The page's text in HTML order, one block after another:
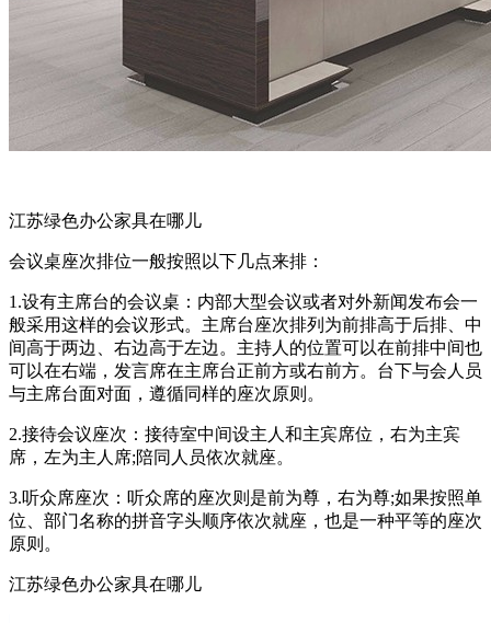
江苏绿色办公家具在哪儿
会议桌座次排位一般按照以下几点来排：
1.设有主席台的会议桌：内部大型会议或者对外新闻发布会一
般采用这样的会议形式。主席台座次排列为前排高于后排、中
间高于两边、右边高于左边。主持人的位置可以在前排中间也
可以在右端，发言席在主席台正前方或右前方。台下与会人员
与主席台面对面，遵循同样的座次原则。
2.接待会议座次：接待室中间设主人和主宾席位，右为主宾
席，左为主人席;陪同人员依次就座。
3.听众席座次：听众席的座次则是前为尊，右为尊;如果按照单
位、部门名称的拼音字头顺序依次就座，也是一种平等的座次
原则。
江苏绿色办公家具在哪儿